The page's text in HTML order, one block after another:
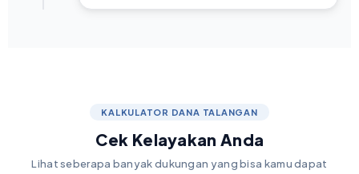
KALKULATOR DANA TALANGAN
Cek Kelayakan Anda
Lihat seberapa banyak dukungan yang bisa kamu dapat